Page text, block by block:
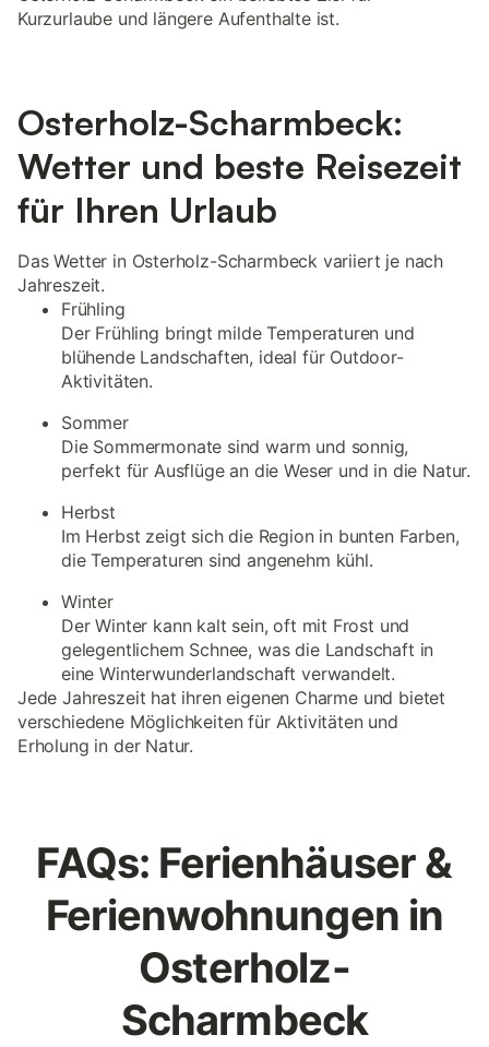
Kurzurlaube und längere Aufenthalte ist.
Osterholz-Scharmbeck:
Wetter und beste Reisezeit
für Ihren Urlaub
Das Wetter in Osterholz-Scharmbeck variiert je nach
Jahreszeit.
Frühling
Der Frühling bringt milde Temperaturen und
blühende Landschaften, ideal für Outdoor-
Aktivitäten.
Sommer
Die Sommermonate sind warm und sonnig,
perfekt für Ausflüge an die Weser und in die Natur.
Herbst
Im Herbst zeigt sich die Region in bunten Farben,
die Temperaturen sind angenehm kühl.
Winter
Der Winter kann kalt sein, oft mit Frost und
gelegentlichem Schnee, was die Landschaft in
eine Winterwunderlandschaft verwandelt.
Jede Jahreszeit hat ihren eigenen Charme und bietet
verschiedene Möglichkeiten für Aktivitäten und
Erholung in der Natur.
FAQs: Ferienhäuser &
Ferienwohnungen in
Osterholz-
Scharmbeck